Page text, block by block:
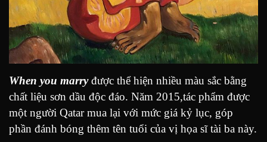
When you marryđược thể hiện nhiều màu sắc bằng
chất liệu sơn dầu độc đáo. Năm 2015,tác phẩm được
một người Qatar mua lại với mức giá kỷ lục, góp
phần đánh bóng thêm tên tuổi của vị họa sĩ tài ba này.